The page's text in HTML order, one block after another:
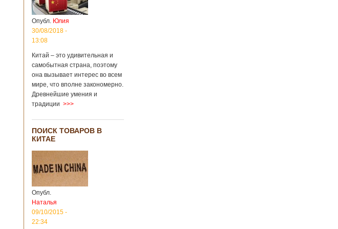
Опубл. Юлия
30/08/2018 -
13:08
Китай – это удивительная и
самобытная страна, поэтому
она вызывает интерес во всем
мире, что вполне закономерно.
Древнейшие умения и
традиции >>>
ПОИСК ТОВАРОВ В
КИТАЕ
Опубл.
Наталья
09/10/2015 -
22:34